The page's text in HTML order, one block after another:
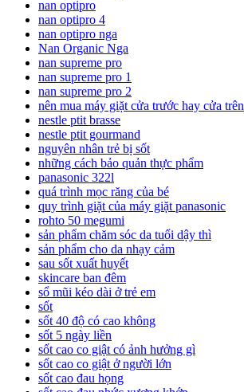
nan optipro
nan optipro 4
nan optipro nga
Nan Organic Nga
nan supreme pro
nan supreme pro 1
nan supreme pro 2
nên mua máy giặt cửa trước hay cửa trên
nestle ptit brasse
nestle ptit gourmand
nguyên nhân trẻ bị sốt
những cách bảo quản thực phẩm
panasonic 322l
quá trình mọc răng của bé
quy trình giặt của máy giặt panasonic
rohto 50 megumi
sản phẩm chăm sóc da tuổi dậy thì
sản phẩm cho da nhạy cảm
sau sốt xuất huyết
skincare ban đêm
sổ mũi kéo dài ở trẻ em
sốt
sốt 40 độ có cao không
sốt 5 ngày liền
sốt cao co giật có ảnh hưởng gì
sốt cao co giật ở người lớn
sốt cao đau họng